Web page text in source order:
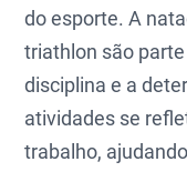
do esporte. A
triathlon são
disciplina e a
atividades se
trabalho,